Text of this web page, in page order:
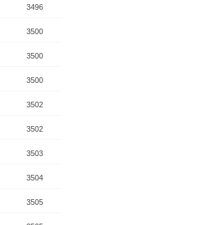
3496
3500
3500
3500
3502
3502
3503
3504
3505